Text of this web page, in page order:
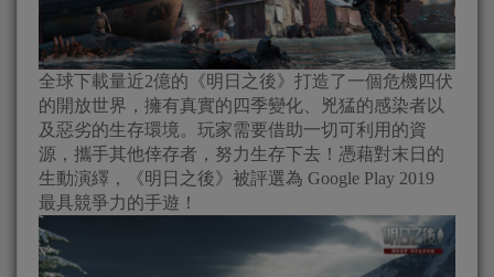
全球下載量近2億的《明日之後》打造了一個危機四伏
的開放世界，擁有真實的四季變化、兇猛的感染者以
及惡劣的生存環境。玩家需要借助一切可利用的資
源，攜手其他倖存者，努力生存下去！憑藉對末日的
生動演繹，《明日之後》被評選為 Google Play 2019
最具競爭力的手遊！